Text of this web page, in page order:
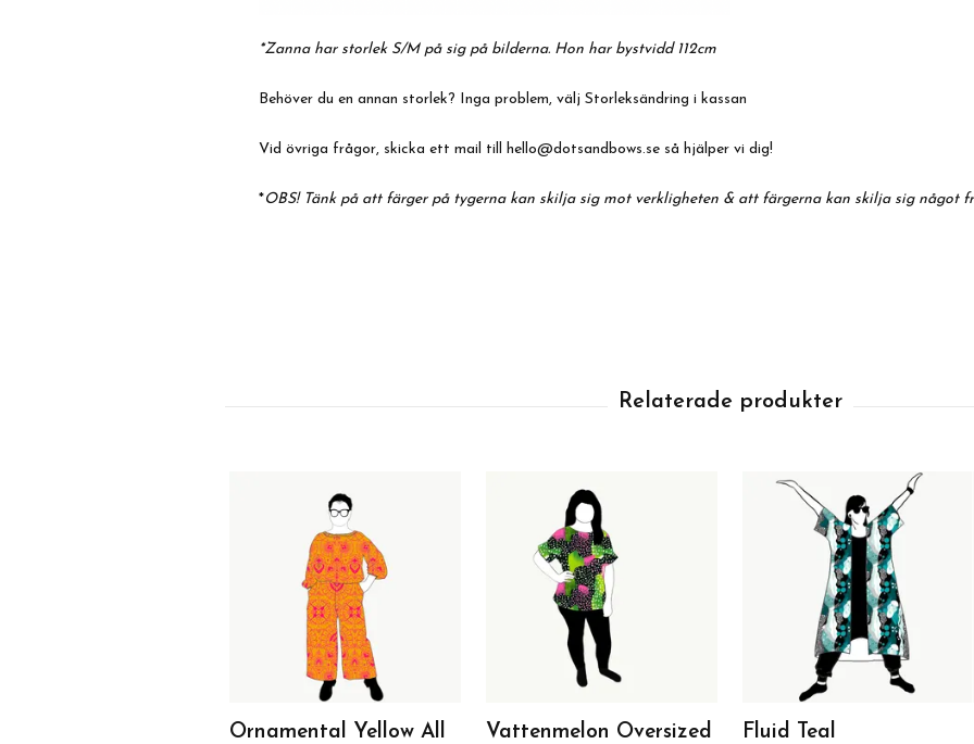
*Zanna har storlek S/M på sig på bilderna. Hon har bystvidd 112cm
Behöver du en annan storlek? Inga problem, välj Storleksändring i kassan
Vid övriga frågor, skicka ett mail till hello@dotsandbows.se så hjälper vi dig!
*OBS! Tänk på att färger på tygerna kan skilja sig mot verkligheten & att färgerna kan skilja sig något
Ornamental Yellow All
Vattenmelon Oversized
Fluid Teal